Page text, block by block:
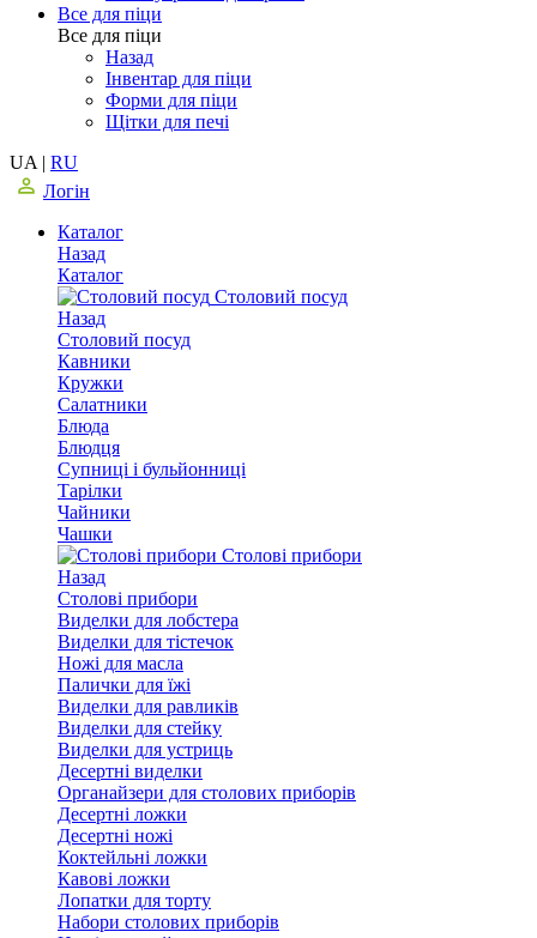
Все для піци
Все для піци
Назад
Інвентар для піци
Форми для піци
Щітки для печі
UA | RU
Логін
Каталог
Назад
Каталог
Столовий посуд
Назад
Столовий посуд
Кавники
Кружки
Салатники
Блюда
Блюдця
Супниці і бульйонниці
Тарілки
Чайники
Чашки
Столові прибори
Назад
Столові прибори
Виделки для лобстера
Виделки для тістечок
Ножі для масла
Палички для їжі
Виделки для равликів
Виделки для стейку
Виделки для устриць
Десертні виделки
Органайзери для столових приборів
Десертні ложки
Десертні ножі
Коктейльні ложки
Кавові ложки
Лопатки для торту
Набори столових приборів